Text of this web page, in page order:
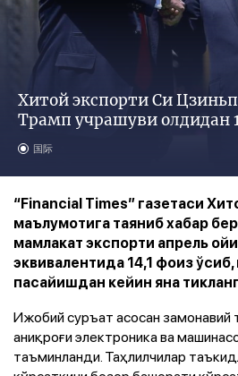
Хитой экспорти Си
Трамп учрашуви олдидан
国际
“Financial Times” газетаси
маълумотига таяниб хабар
мамлакат экспорти апрель
эквивалентида 14,1 фоиз
пасайишдан кейин яна
Ижобий суръат асосан замонавий
аниқроғи электроника ва
таъминланди. Таҳлилчилар